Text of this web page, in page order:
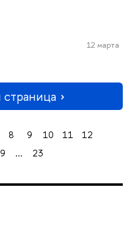
12 марта
8 9 10 11
12
... 23